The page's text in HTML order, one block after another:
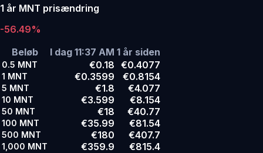
1 år MNT prisændring
-56.49%
Beløb
I dag 11:37 AM 1 år siden
0.5 MNT €0.18 €0.4077
1 MNT €0.3599 €0.8154
5 MNT €1.8 €4.077
10 MNT €3.599 €8.154
50 MNT €18 €40.77
100 MNT €35.99 €81.54
500 MNT €180 €407.7
1,000 MNT €359.9
€815.4